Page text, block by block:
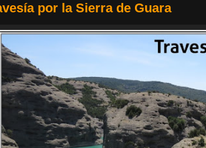
por la Sierra de Guara